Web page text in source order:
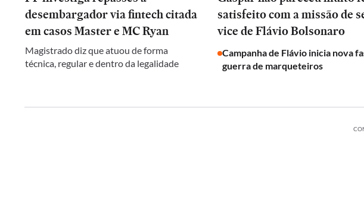
desembargador via fintech citada
em casos Master e MC Ryan
Magistrado diz que atuou de forma
técnica, regular e dentro da legalidade
satisfeito com a missão de
vice de Flávio Bolsonaro
Campanha de Flávio inicia nova
guerra de marqueteiros